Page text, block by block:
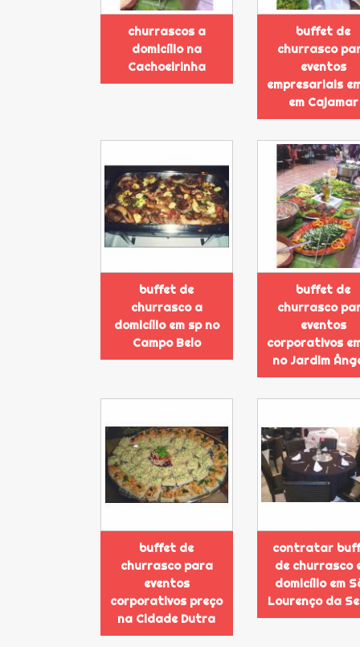
churrascos a
domicílio na
Cachoeirinha
buffet de
churrasco
eventos
empresariais
em Cajamar
buffet de
churrasco a
domicílio em sp no
Campo Belo
buffet de
churrasco
eventos
corporativos
no Jardim
buffet de
churrasco para
eventos
corporativos preço
na Cidade Dutra
contratar
de churrasco
domicílio em
Lourenço da